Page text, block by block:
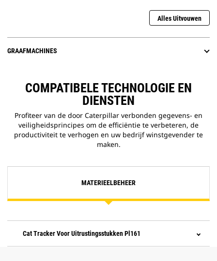
Alles Uitvouwen
GRAAFMACHINES
COMPATIBELE TECHNOLOGIE EN
DIENSTEN
Profiteer van de door Caterpillar verbonden gegevens- en
veiligheidsprincipes om de efficiëntie te verbeteren, de
productiviteit te verhogen en uw bedrijf winstgevender te
maken.
MATERIEELBEHEER
Cat Tracker Voor Uitrustingsstukken Pl161